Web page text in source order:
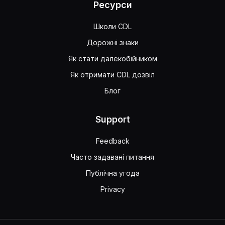
Ресурси
Школи CDL
Дорожні знаки
Як стати далекобійником
Як отримати CDL дозвіл
Блог
Support
Feedback
Часто задавані питання
Публічна угода
Privacy